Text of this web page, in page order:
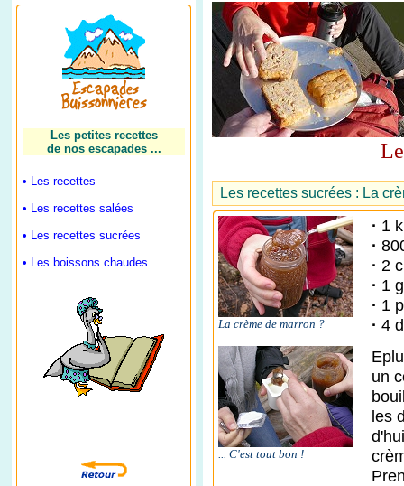
Les petites recettes
de nos escapades ...
• Les recettes
• Les recettes salées
• Les recettes sucrées
• Les boissons chaudes
Les recettes sucrées : La
La crème de marron ?
... C'est tout bon !
· 1
·
· 2
· 1
· 1
· 4
un
les